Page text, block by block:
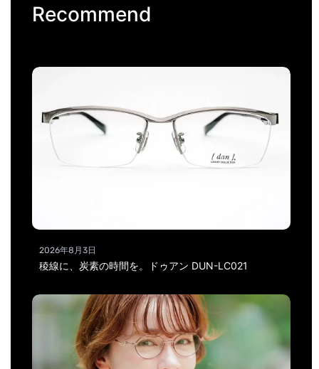
Recommend
2026年8月3日
稜線に、炭素の時間を。ドゥアン DUN-LC021